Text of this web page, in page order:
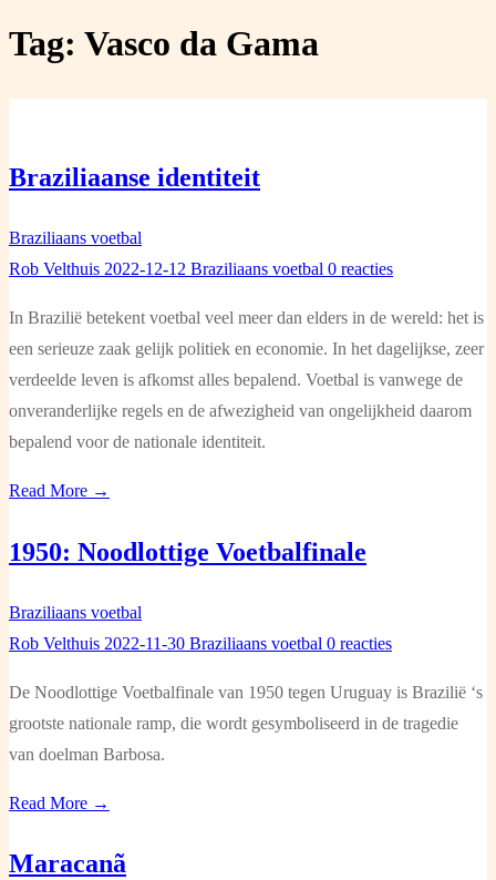
Tag: Vasco da Gama
Braziliaanse identiteit
Braziliaans voetbal
Rob Velthuis 2022-12-12 Braziliaans voetbal 0 reacties
In Brazilië betekent voetbal veel meer dan elders in de wereld: het is
een serieuze zaak gelijk politiek en economie. In het dagelijkse, zeer
verdeelde leven is afkomst alles bepalend. Voetbal is vanwege de
onveranderlijke regels en de afwezigheid van ongelijkheid daarom
bepalend voor de nationale identiteit.
Read More →
1950: Noodlottige Voetbalfinale
Braziliaans voetbal
Rob Velthuis 2022-11-30 Braziliaans voetbal 0 reacties
De Noodlottige Voetbalfinale van 1950 tegen Uruguay is Brazilië ‘s
grootste nationale ramp, die wordt gesymboliseerd in de tragedie
van doelman Barbosa.
Read More →
Maracanã